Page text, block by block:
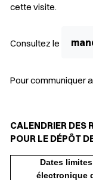
cette visite.
Consultez le
Pour communiquer
CALENDRIER DES
POUR LE DÉPÔT
Dates
électronique